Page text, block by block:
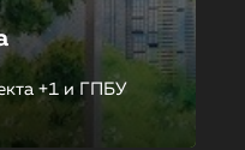
+1 и ГПБУ